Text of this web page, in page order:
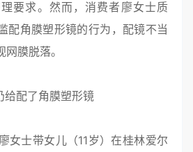
要求。然而，消费者廖女士质
配角膜塑形镜的行为，配镜不当
膜脱落。
配了角膜塑形镜
士带女儿（11岁）在桂林爱尔